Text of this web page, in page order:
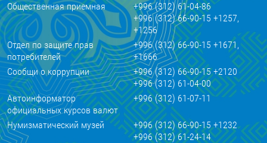
Общественная приемная
+996 (312) 61-04-86
+996 (312) 66-90-15 +1257,
+1256
Отдел по защите прав
потребителей
+996 (312) 66-90-15 +1671,
+1666
Сообщи о коррупции
+996 (312) 66-90-15 +2120
+996 (312) 61-04-00
Автоинформатор
официальных курсов валют
+996 (312) 61-07-11
Нумизматический музей
+996 (312) 66-90-15 +1232
+996 (312) 61-24-14